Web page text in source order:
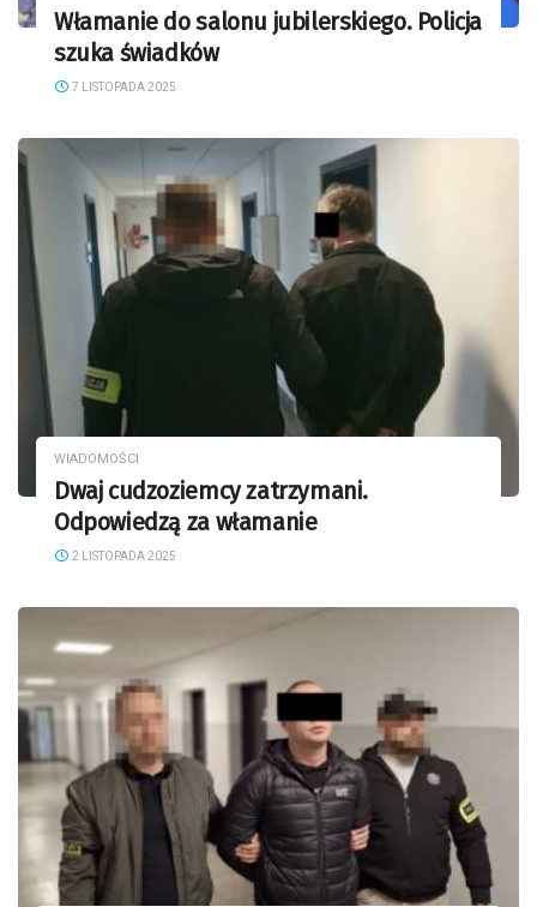
Włamanie do salonu jubilerskiego. Policja
szuka świadków
7 LISTOPADA 2025
WIADOMOŚCI
Dwaj cudzoziemcy zatrzymani.
Odpowiedzą za włamanie
2 LISTOPADA 2025